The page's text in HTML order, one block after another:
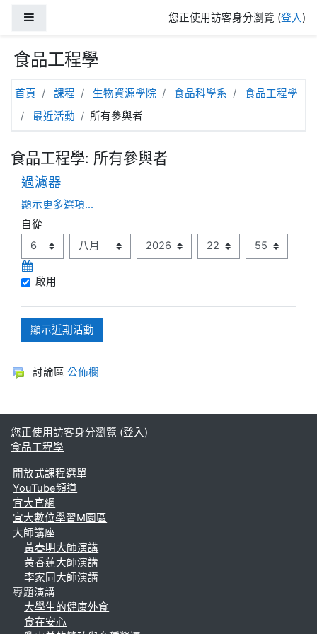
您正使用訪客身分瀏覽 (登入)
食品工程學
首頁 課程 生物資源學院 食品科學系
食品工程學
最近活動
所有參與者
食品工程學: 所有參與者
過濾器
顯示更多選項...
自從
自從
啟用
討論區公佈欄
您正使用訪客身分瀏覽 (登入)
食品工程學
開放式課程選單
YouTube頻道
宜大官網
宜大數位學習M園區
大師講座
黃春明大師演講
黃香蓮大師演講
李家同大師演講
專題演講
大學生的健康外食
食在安心